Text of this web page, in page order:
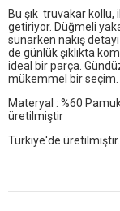
Bu şık truvakar
getiriyor. Düğmeli
sunarken nakış
de günlük şıklıkta
ideal bir parça.
mükemmel bir seçim.
Materyal : %60
üretilmiştir
Türkiye'de üretilmiştir.